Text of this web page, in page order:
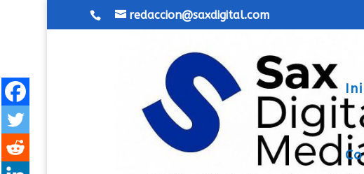
redaccion@saxdigital.com